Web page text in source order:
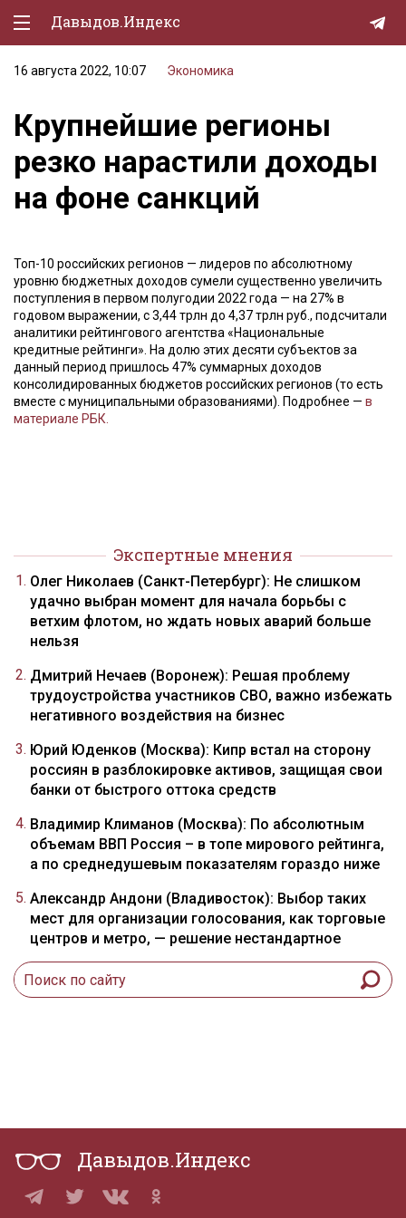
Давыдов.Индекс
Политическая жизнь
Экономика
Природа
Образование
Культура
Lifestyle
Мурзилка
16 августа 2022, 10:07 Экономика
Крупнейшие регионы
резко нарастили доходы
на фоне санкций
Топ-10 российских регионов — лидеров по абсолютному
уровню бюджетных доходов сумели существенно увеличить
поступления в первом полугодии 2022 года — на 27% в
годовом выражении, с 3,44 трлн до 4,37 трлн руб., подсчитали
аналитики рейтингового агентства «Национальные
кредитные рейтинги». На долю этих десяти субъектов за
данный период пришлось 47% суммарных доходов
консолидированных бюджетов российских регионов (то есть
вместе с муниципальными образованиями). Подробнее — в
материале РБК.
Экспертные мнения
Олег Николаев (Санкт-Петербург): Не слишком
удачно выбран момент для начала борьбы с
ветхим флотом, но ждать новых аварий больше
нельзя
Дмитрий Нечаев (Воронеж): Решая проблему
трудоустройства участников СВО, важно избежать
негативного воздействия на бизнес
Юрий Юденков (Москва): Кипр встал на сторону
россиян в разблокировке активов, защищая свои
банки от быстрого оттока средств
Владимир Климанов (Москва): По абсолютным
объемам ВВП Россия – в топе мирового рейтинга,
а по среднедушевым показателям гораздо ниже
Александр Андони (Владивосток): Выбор таких
мест для организации голосования, как торговые
центров и метро, — решение нестандартное
Давыдов.Индекс